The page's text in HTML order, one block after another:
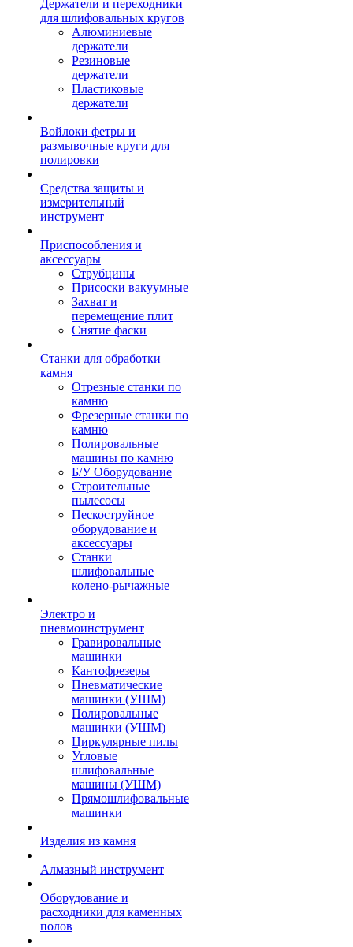
Держатели и переходники
для шлифовальных кругов
Алюминиевые
держатели
Резиновые
держатели
Пластиковые
держатели
Войлоки фетры и
размывочные круги для
полировки
Средства защиты и
измерительный
инструмент
Приспособления и
аксессуары
Струбцины
Присоски вакуумные
Захват и
перемещение плит
Снятие фаски
Станки для обработки
камня
Отрезные станки по
камню
Фрезерные станки по
камню
Полировальные
машины по камню
Б/У Оборудование
Строительные
пылесосы
Пескоструйное
оборудование и
аксессуары
Станки
шлифовальные
колено-рычажные
Электро и
пневмоинструмент
Гравировальные
машинки
Кантофрезеры
Пневматические
машинки (УШМ)
Полировальные
машинки (УШМ)
Циркулярные пилы
Угловые
шлифовальные
машины (УШМ)
Прямошлифовальные
машинки
Изделия из камня
Алмазный инструмент
Оборудование и
расходники для каменных
полов